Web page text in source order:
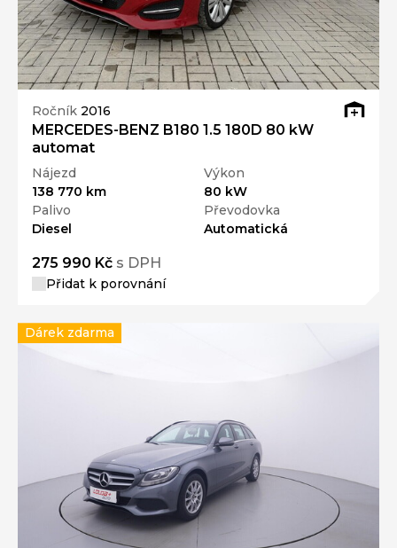
Ročník 2016
MERCEDES-BENZ B180 1.5 180D 80 kW
automat
Nájezd
138 770 km
Výkon
80 kW
Palivo
Diesel
Převodovka
Automatická
275 990 Kč s DPH
Přidat k porovnání
Dárek zdarma